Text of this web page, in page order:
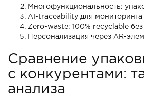
Многофункциональность:
AI-traceability для мониторинга
Zero-waste: 100% recyclable без
Персонализация через AR-
Сравнение
с конкурентами:
анализа